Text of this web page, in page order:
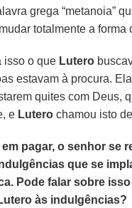
grega “metanoia”
totalmente a forma
isso o que Lutero
estavam à procura.
quites com Deus,
e Lutero chamou isto de
pagar, o senhor se
que se
Pode falar sobre
às indulgências?